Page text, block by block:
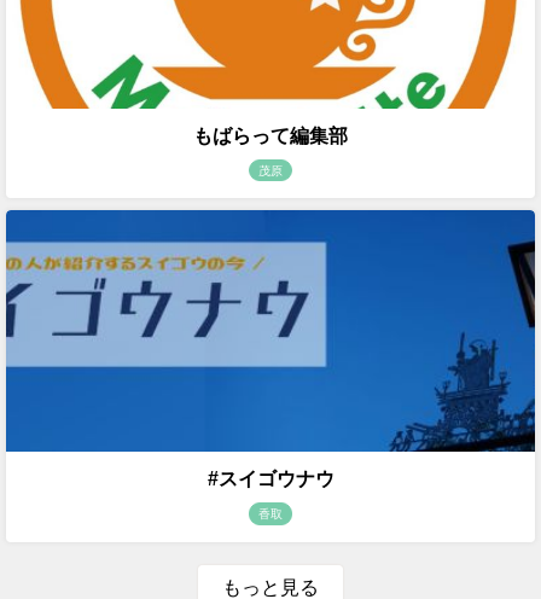
もばらって編集部
茂原
#スイゴウナウ
香取
もっと見る